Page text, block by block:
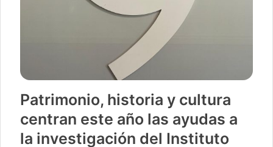
Patrimonio, historia y cultura
centran este año las ayudas a
la investigación del Instituto